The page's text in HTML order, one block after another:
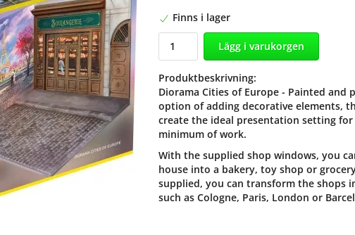
Finns i lager
Lägg i varukorgen
Produktbeskrivning:
Diorama Cities of Europe - Painted and
option of adding decorative elements,
create the ideal presentation setting
minimum of work.
With the supplied shop windows, you
house into a bakery, toy shop or
supplied, you can transform the shops
such as Cologne, Paris, London or